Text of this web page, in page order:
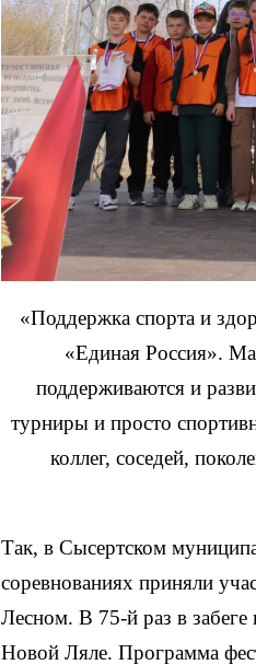
«Поддержка спорта и
«Единая Россия».
поддерживаются и
турниры и просто
коллег, соседей,
Так, в Сысертском
соревнованиях приняли
Лесном. В 75-й раз в
Новой Ляле. Программа